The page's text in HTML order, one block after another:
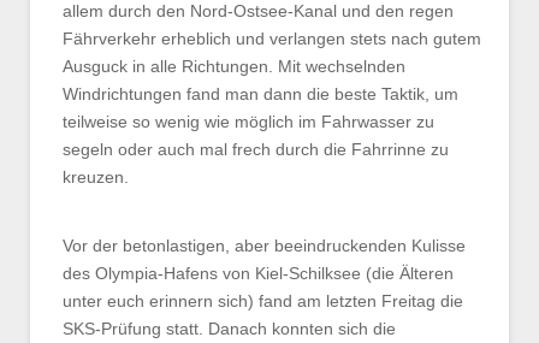
allem durch den Nord-Ostsee-Kanal und den regen
Fährverkehr erheblich und verlangen stets nach gutem
Ausguck in alle Richtungen. Mit wechselnden
Windrichtungen fand man dann die beste Taktik, um
teilweise so wenig wie möglich im Fahrwasser zu
segeln oder auch mal frech durch die Fahrrinne zu
kreuzen.
Vor der betonlastigen, aber beeindruckenden Kulisse
des Olympia-Hafens von Kiel-Schilksee (die Älteren
unter euch erinnern sich) fand am letzten Freitag die
SKS-Prüfung statt. Danach konnten sich die